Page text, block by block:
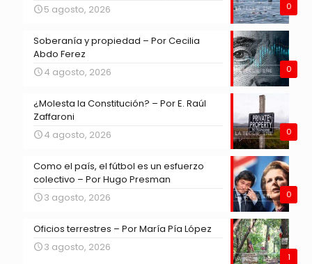
0
5 agosto, 2026
0
Soberanía y propiedad – Por Cecilia
Abdo Ferez
4 agosto, 2026
0
¿Molesta la Constitución? – Por E. Raúl
Zaffaroni
4 agosto, 2026
0
Como el país, el fútbol es un esfuerzo
colectivo – Por Hugo Presman
3 agosto, 2026
1
Oficios terrestres – Por María Pía López
3 agosto, 2026